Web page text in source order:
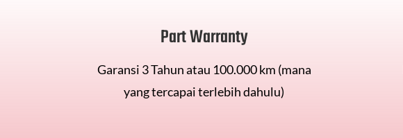
Part Warranty
Garansi 3 Tahun atau 100.000 km (mana
yang tercapai terlebih dahulu)